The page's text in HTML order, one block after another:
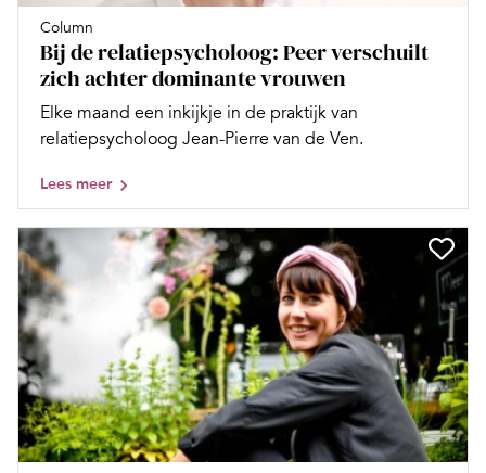
Column
Bij de relatiepsycholoog: Peer verschuilt
zich achter dominante vrouwen
Elke maand een inkijkje in de praktijk van
relatiepsycholoog Jean-Pierre van de Ven.
Lees meer